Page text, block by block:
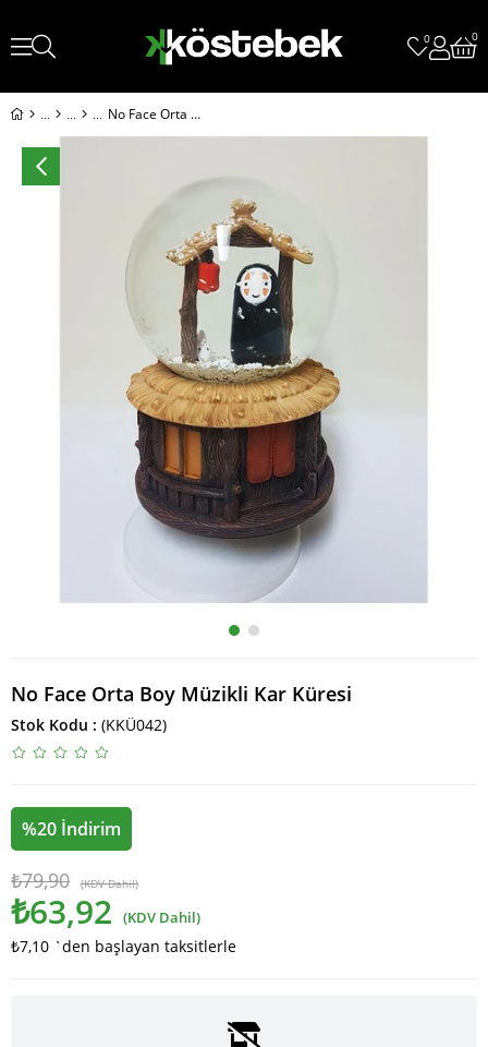
0 0
No Face Orta Boy Müzikli Kar Küresi
No Face Orta Boy Müzikli Kar Küresi
Stok Kodu (KKÜ042)
%20 İndirim
₺79,90 (KDV Dahil)
₺63,92 (KDV Dahil)
₺7,10 `den başlayan taksitlerle